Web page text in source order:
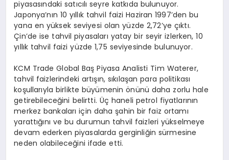
piyasasındaki satıcılı seyre katkıda bulunuyor.
Japonya’nın 10 yıllık tahvil faizi Haziran 1997’den bu
yana en yüksek seviyesi olan yüzde 2,72’ye çıktı.
Çin’de ise tahvil piyasaları yatay bir seyir izlerken, 10
yıllık tahvil faizi yüzde 1,75 seviyesinde bulunuyor.
KCM Trade Global Baş Piyasa Analisti Tim Waterer,
tahvil faizlerindeki artışın, sıkılaşan para politikası
koşullarıyla birlikte büyümenin önünü daha zorlu hale
getirebileceğini belirtti. Üç haneli petrol fiyatlarının
merkez bankaları için daha şahin bir faiz ortamı
yarattığını ve bu durumun tahvil faizleri yükselmeye
devam ederken piyasalarda gerginliğin sürmesine
neden olabileceğini ifade etti.